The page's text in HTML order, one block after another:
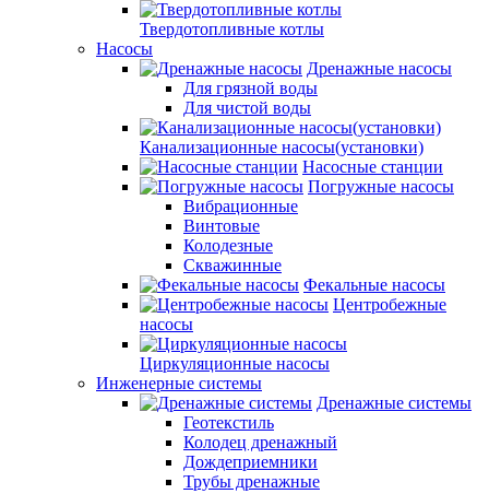
Твердотопливные котлы
Насосы
Дренажные насосы
Для грязной воды
Для чистой воды
Канализационные насосы(установки)
Насосные станции
Погружные насосы
Вибрационные
Винтовые
Колодезные
Скважинные
Фекальные насосы
Центробежные
насосы
Циркуляционные насосы
Инженерные системы
Дренажные системы
Геотекстиль
Колодец дренажный
Дождеприемники
Трубы дренажные